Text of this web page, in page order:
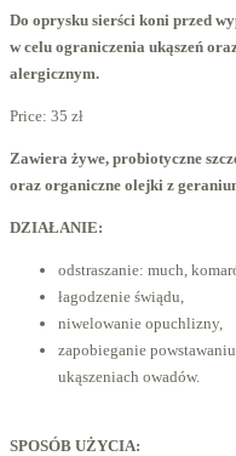
Do oprysku sierści koni przed
w celu ograniczenia ukąszeń
alergicznym.
Price: 35 zł
Zawiera żywe, probiotyczne
oraz organiczne olejki z
DZIAŁANIE:
odstraszanie: much,
łagodzenie świądu,
niwelowanie opuchlizny,
zapobieganie
ukąszeniach owadów.
SPOSÓB UŻYCIA: